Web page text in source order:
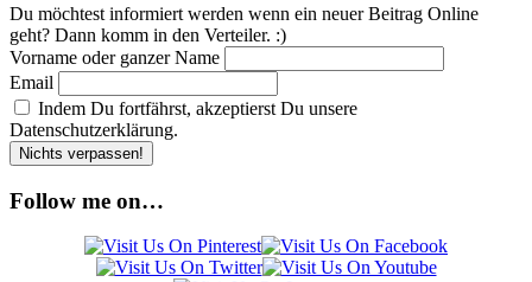
Du möchtest informiert werden wenn ein neuer Beitrag Online
geht? Dann komm in den Verteiler. :)
Vorname oder ganzer Name
Email
Indem Du fortfährst, akzeptierst Du unsere
Datenschutzerklärung.
Follow me on…